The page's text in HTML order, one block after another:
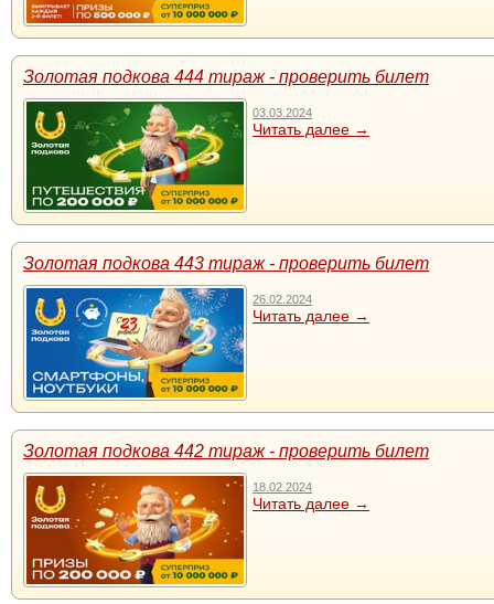
Золотая подкова 444 тираж - проверить билет
03.03.2024
Читать далее →
Золотая подкова 443 тираж - проверить билет
26.02.2024
Читать далее →
Золотая подкова 442 тираж - проверить билет
18.02.2024
Читать далее →